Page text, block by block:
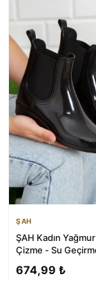
ŞAH
ŞAH Kadın
Çizme - Su
674,99 ₺